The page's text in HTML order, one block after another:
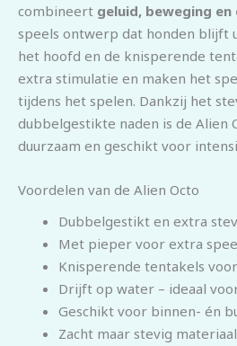
combineert geluid, beweging en
speels ontwerp dat honden blijft
het hoofd en de knisperende
extra stimulatie en maken het
tijdens het spelen. Dankzij het
dubbelgestikte naden is de Alien
duurzaam en geschikt voor
Voordelen van de Alien Octo
Dubbelgestikt en extra
Met pieper voor extra
Knisperende tentakels
Drijft op water – ideaal
Geschikt voor binnen- én
Zacht maar stevig